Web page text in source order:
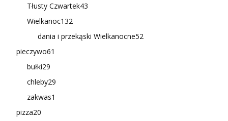
Tłusty Czwartek43
Wielkanoc132
dania i przekąski Wielkanocne52
pieczywo61
bułki29
chleby29
zakwas1
pizza20